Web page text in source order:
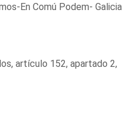
En Comú Podem- Galicia
artículo 152, apartado 2,